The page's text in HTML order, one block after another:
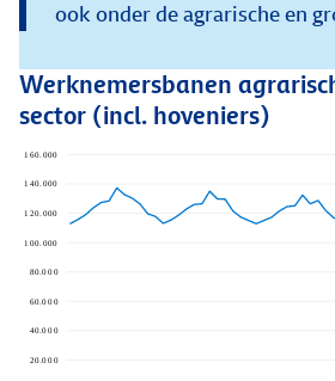
ook onder de agrarische en
Werknemersbanen
sector (incl. hoveniers)